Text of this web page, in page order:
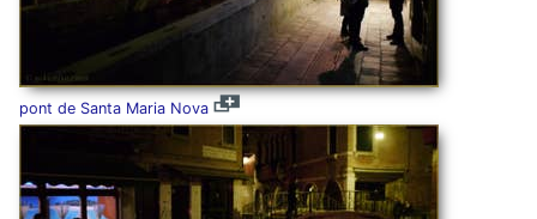
pont de Santa Maria Nova